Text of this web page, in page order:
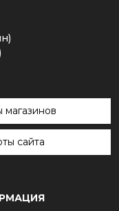
магазинов
сайта